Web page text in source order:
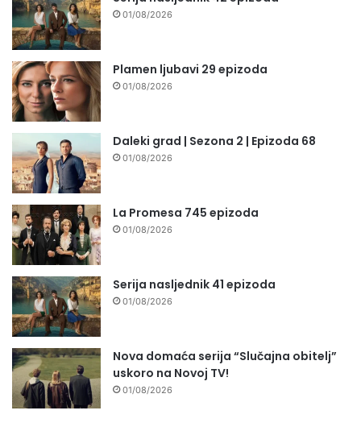
01/08/2026
Plamen ljubavi 29 epizoda
01/08/2026
Daleki grad | Sezona 2 | Epizoda 68
01/08/2026
La Promesa 745 epizoda
01/08/2026
Serija nasljednik 41 epizoda
01/08/2026
Nova domaća serija “Slučajna obitelj”
uskoro na Novoj TV!
01/08/2026